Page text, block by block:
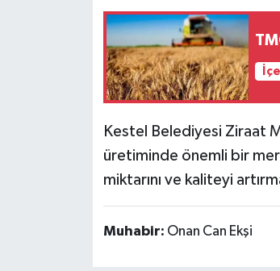
Kestel Belediyesi Ziraat
üretiminde önemli bir
miktarını ve kaliteyi
Muhabir: Onan Can Ekşi